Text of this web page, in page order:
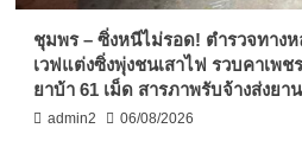
ชุมพร – ซิ่งหนีไม่รอด! ตำรวจทาง
เวฟแต่งซิ่งพุ่งชนเสาไฟ รวบคาเพช
ยาบ้า 61 เม็ด สารภาพรับจ้างส่งยา
admin2 06/08/2026